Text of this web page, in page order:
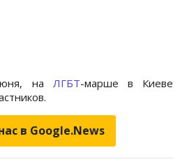
на ЛГБТ-марше в Киеве
в Google.News